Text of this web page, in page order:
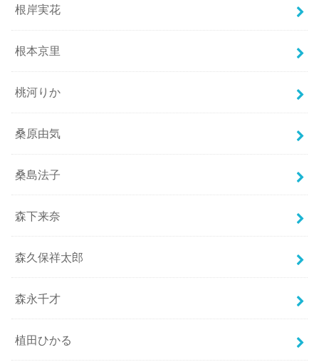
根岸実花
根本京里
桃河りか
桑原由気
桑島法子
森下来奈
森久保祥太郎
森永千才
植田ひかる